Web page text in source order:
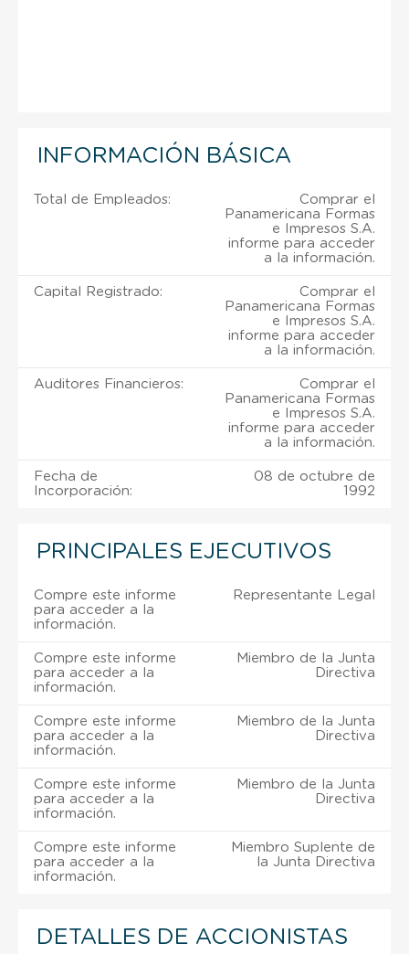
INFORMACIÓN BÁSICA
Total de Empleados:
Comprar el
Panamericana Formas
e Impresos S.A.
informe para acceder
a la información.
Capital Registrado:
Comprar el
Panamericana Formas
e Impresos S.A.
informe para acceder
a la información.
Auditores Financieros:
Comprar el
Panamericana Formas
e Impresos S.A.
informe para acceder
a la información.
Fecha de
Incorporación:
08 de octubre de
1992
PRINCIPALES EJECUTIVOS
Compre este informe
para acceder a la
información.
Representante Legal
Compre este informe
para acceder a la
información.
Miembro de la Junta
Directiva
Compre este informe
para acceder a la
información.
Miembro de la Junta
Directiva
Compre este informe
para acceder a la
información.
Miembro de la Junta
Directiva
Compre este informe
para acceder a la
información.
Miembro Suplente de
la Junta Directiva
DETALLES DE ACCIONISTAS